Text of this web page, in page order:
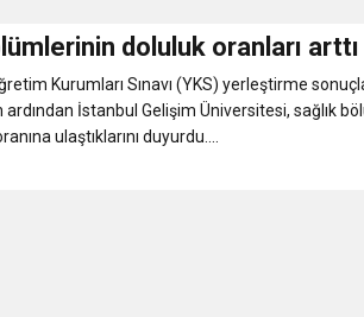
“Amasya’nın Gururları: Dereceye Giren
Festivali
doluluk oranları arttı
Kurumları Sınavı (YKS) yerleştirme
ardından İstanbul Gelişim Üniversitesi, sağlık
ulaştıklarını duyurdu....